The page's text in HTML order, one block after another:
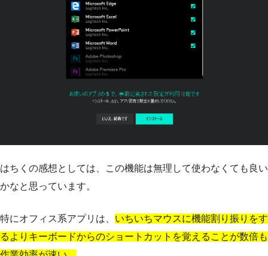
はちくの感想としては、この機能は無理して使わなくても良い
かなと思っています。
特にオフィス系アプリは、 いちいちマウスに機能割り振りをす
るよりキーボードからのショートカットを覚えることが数倍も